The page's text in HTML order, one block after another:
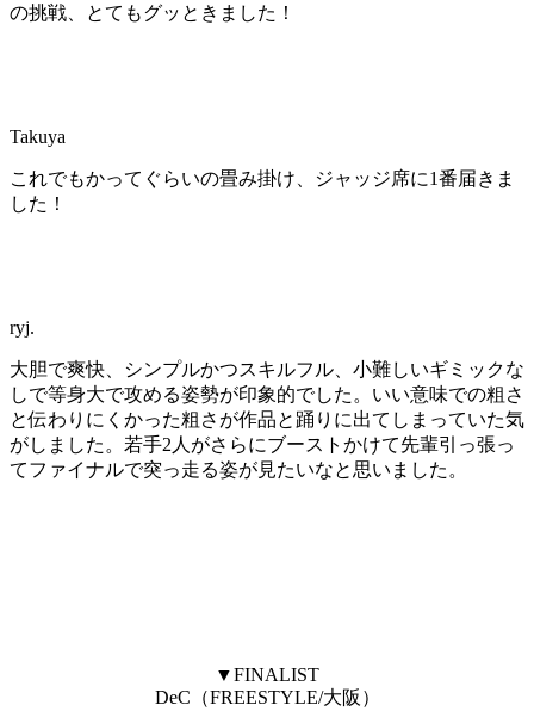
の挑戦、とてもグッときました！
Takuya
これでもかってぐらいの畳み掛け、ジャッジ席に1番届きま
した！
ryj.
大胆で爽快、シンプルかつスキルフル、小難しいギミックな
しで等身大で攻める姿勢が印象的でした。いい意味での粗さ
と伝わりにくかった粗さが作品と踊りに出てしまっていた気
がしました。若手2人がさらにブーストかけて先輩引っ張っ
てファイナルで突っ走る姿が見たいなと思いました。
▼FINALIST
DeC（FREESTYLE/大阪）